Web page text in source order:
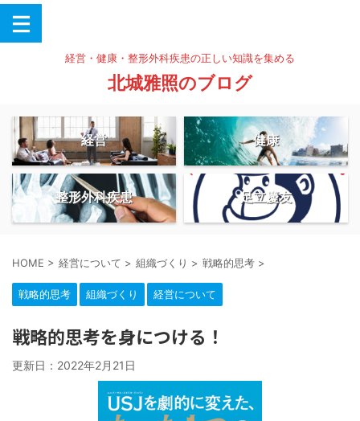
経営・健康・整形外科疾患の正しい知識を集める
北城雅照のブログ
経営 健康
整形外科疾患 足立慶友
HOME > 経営について > 組織づくり > 戦略的思考 >
戦略的思考 組織づくり 経営について
戦略的思考を身につける！
更新日： 2022年2月21日